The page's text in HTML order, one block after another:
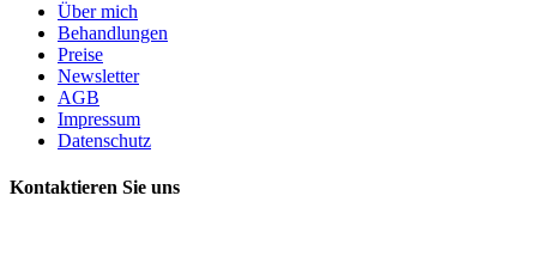
Über mich
Behandlungen
Preise
Newsletter
AGB
Impressum
Datenschutz
Kontaktieren Sie uns